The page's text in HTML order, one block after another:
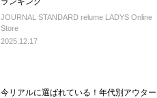
JOURNAL STANDARD relume LADYS Online
Store
2025.12.17
今リアルに選ばれている！年代別アウター